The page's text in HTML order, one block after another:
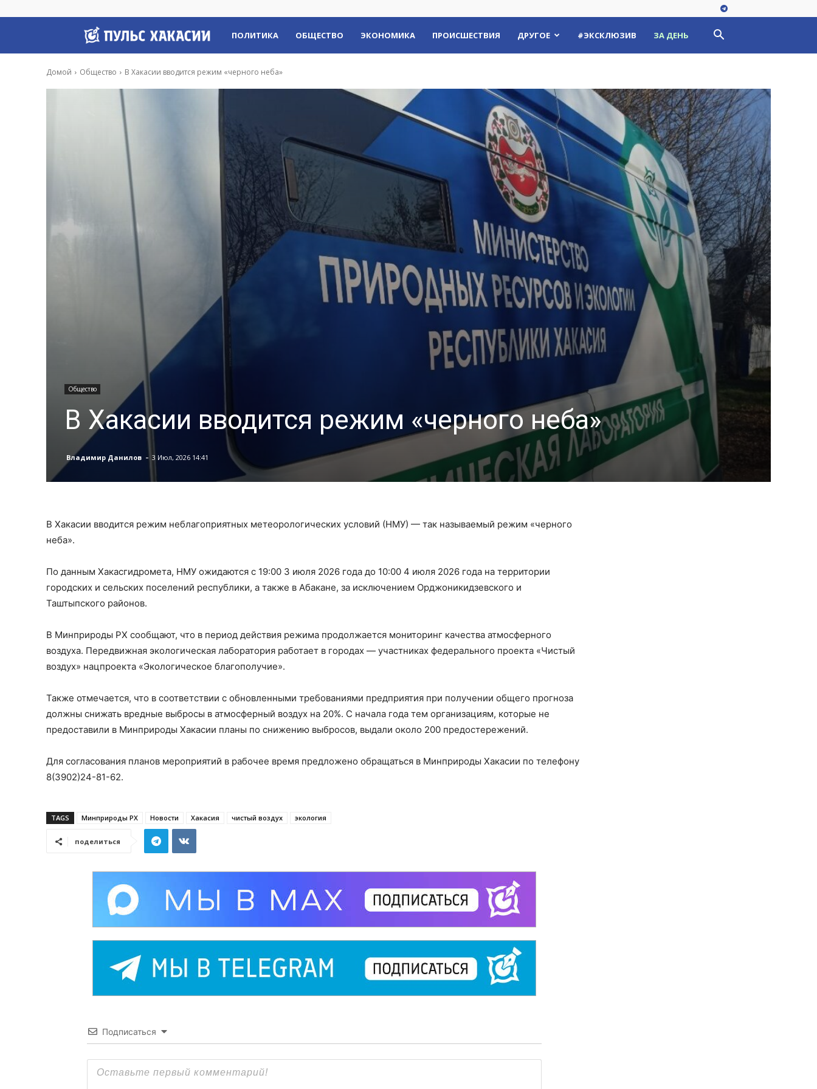
Пульс
Хакасии
ПОЛИТИКА ОБЩЕСТВО ЭКОНОМИКА ПРОИСШЕСТВИЯ ДРУГОЕ #ЭКСКЛЮЗИВ ЗА ДЕНЬ
Домой Общество В Хакасии вводится режим «черного неба»
Общество
В Хакасии вводится режим «черного неба»
Владимир Данилов - 3 Июл, 2026 14:41
В Хакасии вводится режим неблагоприятных метеорологических условий (НМУ) — так называемый режим «черного
неба».
По данным Хакасгидромета, НМУ ожидаются с 19:00 3 июля 2026 года до 10:00 4 июля 2026 года на территории
городских и сельских поселений республики, а также в Абакане, за исключением Орджоникидзевского и
Таштыпского районов.
В Минприроды РХ сообщают, что в период действия режима продолжается мониторинг качества атмосферного
воздуха. Передвижная экологическая лаборатория работает в городах — участниках федерального проекта «Чистый
воздух» нацпроекта «Экологическое благополучие».
Также отмечается, что в соответствии с обновленными требованиями предприятия при получении общего прогноза
должны снижать вредные выбросы в атмосферный воздух на 20%. С начала года тем организациям, которые не
предоставили в Минприроды Хакасии планы по снижению выбросов, выдали около 200 предостережений.
Для согласования планов мероприятий в рабочее время предложено обращаться в Минприроды Хакасии по телефону
8(3902)24-81-62.
TAGS Минприроды РХ Новости Хакасия чистый воздух экология
поделиться
Подписаться